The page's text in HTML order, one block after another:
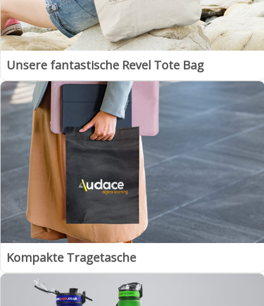
Unsere fantastische Revel Tote Bag
Kompakte Tragetasche